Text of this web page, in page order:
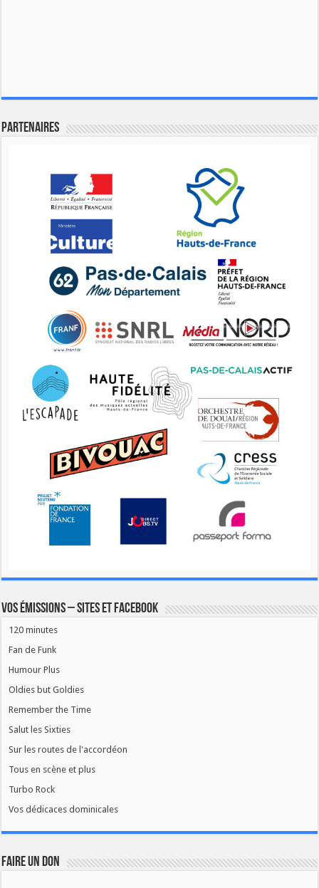
Partenaires
Vos émissions – Sites et Facebook
120 minutes
Fan de Funk
Humour Plus
Oldies but Goldies
Remember the Time
Salut les Sixties
Sur les routes de l'accordéon
Tous en scène et plus
Turbo Rock
Vos dédicaces dominicales
FAIRE UN DON